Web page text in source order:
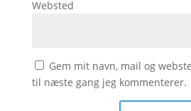
Websted
Gem mit navn, mail og
til næste gang jeg kommenterer.